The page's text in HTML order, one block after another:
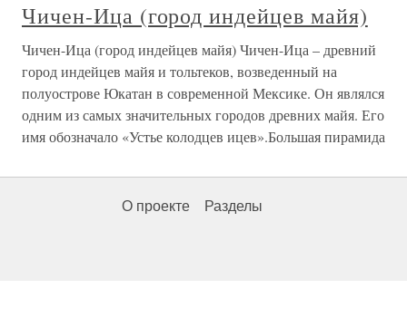
Чичен-Ица (город индейцев майя)
Чичен-Ица (город индейцев майя) Чичен-Ица – древний
город индейцев майя и тольтеков, возведенный на
полуострове Юкатан в современной Мексике. Он являлся
одним из самых значительных городов древних майя. Его
имя обозначало «Устье колодцев ицев».Большая пирамида
О проекте Разделы